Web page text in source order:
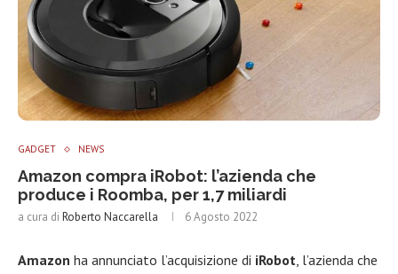
GADGET NEWS
Amazon compra iRobot: l’azienda che
produce i Roomba, per 1,7 miliardi
a cura di Roberto Naccarella 6 Agosto 2022
Amazon ha annunciato l’acquisizione di iRobot, l’azienda che